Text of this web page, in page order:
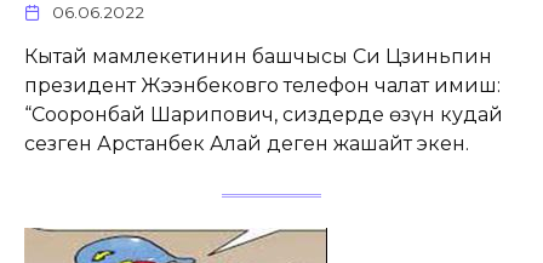
06.06.2022
Кытай мамлекетинин башчысы Си Цзиньпин
президент Жээнбековго телефон чалат имиш:
“Сооронбай Шарипович, сиздерде өзүн кудай
сезген Арстанбек Алай деген жашайт экен.